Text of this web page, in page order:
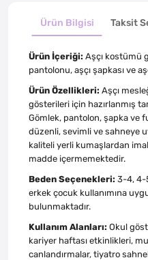
Ürün Bilgisi Taksit
Ürün İçeriği: Aşçı kostümü
pantolonu, aşçı şapkası ve
Ürün Özellikleri: Aşçı
gösterileri için hazırlanmış
Gömlek, pantolon, şapka ve
düzenli, sevimli ve sahneye
kaliteli yerli kumaşlardan
madde içermemektedir.
Beden Seçenekleri: 3-4, 4-
erkek çocuk kullanımına
bulunmaktadır.
Kullanım Alanları: Okul
kariyer haftası etkinlikleri,
canlandırmalar, tiyatro